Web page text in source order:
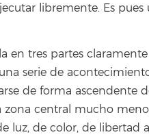
libremente. Es
en tres partes
serie de
de forma ascendente
zona central mucho
luz, de color, de libertad